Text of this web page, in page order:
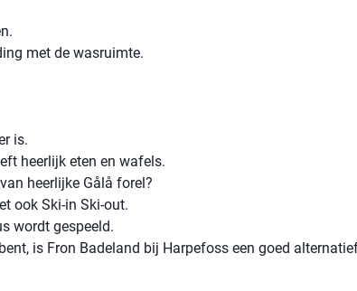
met de wasruimte.
is.
heerlijk eten en wafels.
heerlijke Gålå forel?
ook Ski-in Ski-out.
wordt gespeeld.
is Fron Badeland bij Harpefoss een goed